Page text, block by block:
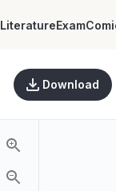
LiteratureExam
Download